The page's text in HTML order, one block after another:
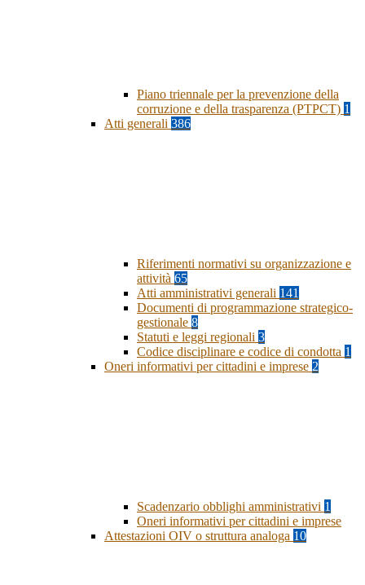
Piano triennale per la prevenzione della
corruzione e della trasparenza (PTPCT) 1
Atti generali 386
Riferimenti normativi su organizzazione e
attività 65
Atti amministrativi generali 141
Documenti di programmazione strategico-
gestionale 8
Statuti e leggi regionali 3
Codice disciplinare e codice di condotta 1
Oneri informativi per cittadini e imprese 2
Scadenzario obblighi amministrativi 1
Oneri informativi per cittadini e imprese
Attestazioni OIV o struttura analoga 10